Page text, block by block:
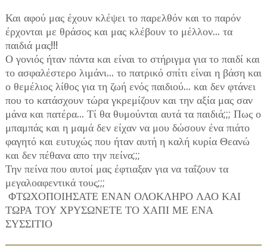
Και αφού μας έχουν κλέψει το παρελθόν και το παρόν
έρχονται με θράσος και μας κλέβουν το μέλλον... τα
παιδιά μας!!!
Ο γονιός ήταν πάντα και είναι το στήριγμα για το παιδί και
το ασφαλέστερο λιμάνι... το πατρικό σπίτι είναι η βάση και
ο θεμέλιος λίθος για τη ζωή ενός παιδιού... και δεν φτάνει
που το κατάσχουν τώρα γκρεμίζουν και την αξία μας σαν
μάνα και πατέρα... Τί θα θυμούνται αυτά τα παιδιά;;; Πως ο
μπαμπάς και η μαμά δεν είχαν να μου δώσουν ένα πιάτο
φαγητό και ευτυχώς που ήταν αυτή η καλή κυρία Θεανώ
και δεν πέθανα απο την πείνα;;;
Την πείνα που αυτοί μας έφτιαξαν για να ταΐζουν τα
μεγαλοαφεντικά τους;;;
ΦΤΩΧΟΠΟΙΗΣΑΤΕ ΕΝΑΝ ΟΛΟΚΛΗΡΟ ΛΑΟ ΚΑΙ
ΤΩΡΑ ΤΟΥ ΧΡΥΣΩΝΕΤΕ ΤΟ ΧΑΠΙ ΜΕ ΕΝΑ
ΣΥΣΣΙΤΙΟ